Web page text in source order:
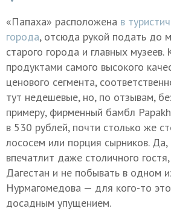
«Папаха» расположена в
города, отсюда рукой подать до
старого города и главных
продуктами самого высокого
ценового сегмента,
тут недешевые, но, по отзывам,
примеру, фирменный бамбл
в 530 рублей, почти столько же
лососем или порция сырников.
впечатлит даже столичного
Дагестан и не побывать в одном
Нурмагомедова — для кого-то
досадным упущением.